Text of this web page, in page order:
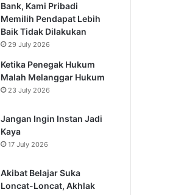
Bank, Kami Pribadi
Memilih Pendapat Lebih
Baik Tidak Dilakukan
29 July 2026
Ketika Penegak Hukum
Malah Melanggar Hukum
23 July 2026
Jangan Ingin Instan Jadi
Kaya
17 July 2026
Akibat Belajar Suka
Loncat-Loncat, Akhlak